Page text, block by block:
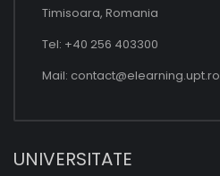
Timisoara, Romania
Tel: +40 256 403300
Mail: contact@elearning.upt.ro
UNIVERSITATE